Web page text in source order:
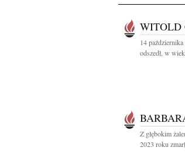
WITOLD
14
odszedł, w
Z głębokim
2023 roku